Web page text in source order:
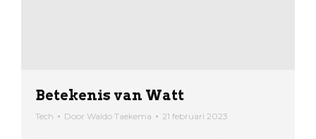
Betekenis van Watt
Tech Door Waldo Taekema 21 februari 2023